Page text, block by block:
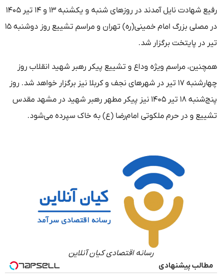
رفیع شهادت نایل آمدند در روزهای شنبه و یکشنبه ۱۳ و ۱۴ تیر ۱۴۰۵
در مصلی بزرگ امام خمینی(ره) تهران و مراسم تشییع روز دوشنبه ۱۵
تیر در پایتخت برگزار شد.
همچنین، مراسم ویژه وداع و تشییع پیکر رهبر شهید انقلاب روز
چهارشنبه ۱۷ تیر در شهرهای نجف و کربلا نیز برگزار خواهد شد. روز
پنج‌شنبه ۱۸ تیر ۱۴۰۵ نیز پیکر مطهر رهبر شهید در مشهد مقدس
تشییع و در حرم ملکوتی امام‌رضا (ع) به خاک سپرده می‌شود.
رسانه اقتصادی کیان آنلاین
مطالب پیشنهادی